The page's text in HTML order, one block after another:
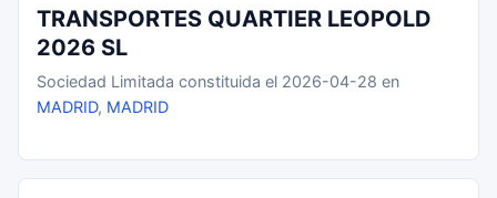
TRANSPORTES QUARTIER LEOPOLD
2026 SL
Sociedad Limitada constituida el 2026-04-28 en
MADRID, MADRID